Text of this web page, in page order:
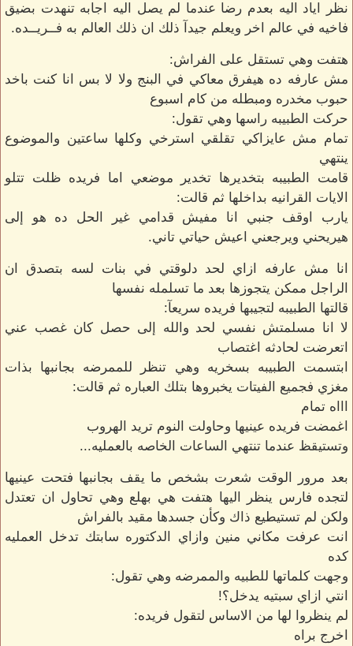
نظر اياد اليه بعدم رضا عندما لم يصل اليه اجابه تنهدت بضيق
فاخيه في عالم اخر ويعلم جيدآ ذلك ان ذلك العالم به فــريــده.
هتفت وهي تستقل على الفراش:
مش عارفه ده هيفرق معاكي في البنج ولا لا بس انا كنت باخد
حبوب مخدره ومبطله من كام اسبوع
حركت الطبيبه راسها وهي تقول:
تمام مش عايزاكي تقلقي استرخي وكلها ساعتين والموضوع
ينتهي
قامت الطبيبه بتخديرها تخدير موضعي اما فريده ظلت تتلو
الايات القرانيه بداخلها ثم قالت:
يارب اوقف جنبي انا مفيش قدامي غير الحل ده هو إلى
هيريحني ويرجعني اعيش حياتي تاني.
انا مش عارفه ازاي لحد دلوقتي في بنات لسه بتصدق ان
الراجل ممكن يتجوزها بعد ما تسلمله نفسها
قالتها الطبيبه لتجيبها فريده سريعآ:
لا انا مسلمتش نفسي لحد والله إلى حصل كان غصب عني
اتعرضت لحادثه اغتصاب
ابتسمت الطبيبه بسخريه وهي تنظر للممرضه بجانبها بذات
مغزي فجميع الفيتات يخبروها بتلك العباره ثم قالت:
اااه تمام
اغمضت فريده عينيها وحاولت النوم تريد الهروب
وتستيقظ عندما تنتهي الساعات الخاصه بالعمليه...
بعد مرور الوقت شعرت بشخص ما يقف بجانبها فتحت عينيها
لتجده فارس ينظر اليها هتفت هي بهلع وهي تحاول ان تعتدل
ولكن لم تستيطيع ذاك وكأن جسدها مقيد بالفراش
انت عرفت مكاني منين وازاي الدكتوره سابتك تدخل العمليه
كده
وجهت كلماتها للطبيه والممرضه وهي تقول:
انتي ازاي سبتيه يدخل؟!
لم ينظروا لها من الاساس لتقول فريده:
اخرج براه